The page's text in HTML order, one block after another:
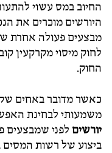
החיוב במס עשוי
היורשים מוכרים את
לחוק מיסוי מקרקעין
החוק.
כאשר מדובר באחים
משמעותי לבחינת
יורשים לפני שמבצעים